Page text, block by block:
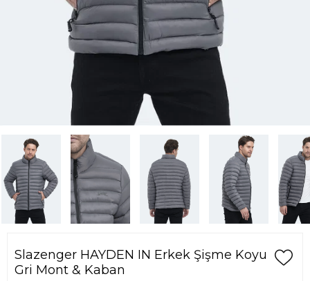
Slazenger HAYDEN IN Erkek Şişme Koyu
Gri Mont & Kaban